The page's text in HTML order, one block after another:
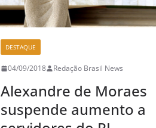
DESTAQUE
04/09/2018 Redação Brasil News
Alexandre de Moraes
suspende aumento a